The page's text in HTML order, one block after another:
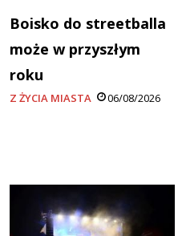
Boisko do streetballa
może w przyszłym
roku
Z ŻYCIA MIASTA 06/08/2026